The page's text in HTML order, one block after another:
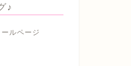
♪
ルページ